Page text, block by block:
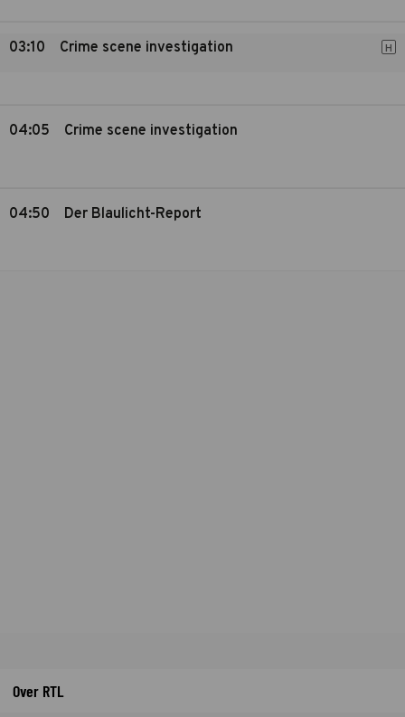
03:10 Crime scene investigation H
04:05 Crime scene investigation
04:50 Der Blaulicht-Report
Over RTL